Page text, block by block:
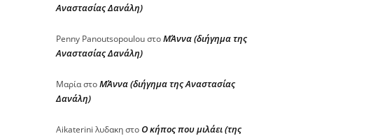
Αναστασίας Δανάλη)
Penny PanoutsopoulouστοΜΆννα (διήγημα της
Αναστασίας Δανάλη)
ΜαρίαστοΜΆννα (διήγημα της Αναστασίας
Δανάλη)
Aikaterini λυδακηστοΟ κήπος που μιλάει (της